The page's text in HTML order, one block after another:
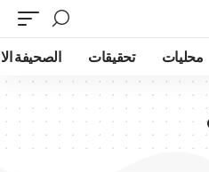
محليات تحقيقات الصحيفة